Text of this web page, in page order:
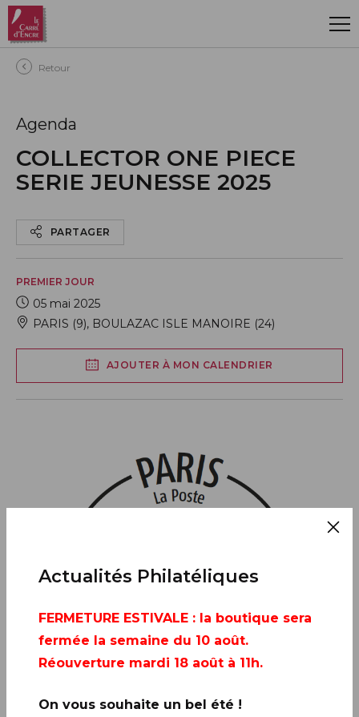
Aller au contenu principal
Retour
Agenda
COLLECTOR ONE PIECE
SERIE JEUNESSE 2025
PARTAGER
PREMIER JOUR
05 mai 2025
PARIS (9), BOULAZAC ISLE MANOIRE (24)
AJOUTER À MON CALENDRIER
Actualités Philatéliques
FERMETURE ESTIVALE : la boutique sera
fermée la semaine du 10 août.
Réouverture mardi 18 août à 11h.
On vous souhaite un bel été !